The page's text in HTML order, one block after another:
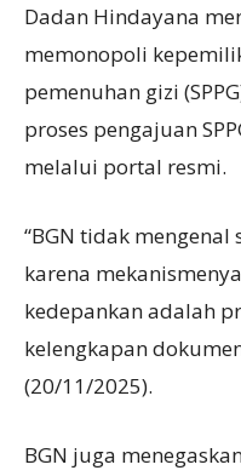
Dadan Hindayana
memonopoli
pemenuhan gizi
proses pengajuan
melalui portal resmi.
“BGN tidak
karena
kedepankan adalah
kelengkapan
(20/11/2025).
BGN juga